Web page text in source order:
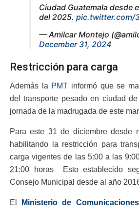
Ciudad Guatemala desde
del 2025. pic.twitter.com/
— Amilcar Montejo
December 31, 2024
Restricción para carga
Además la PMT informó que se
del transporte pesado en ciudad
jornada de la madrugada de este
Para este 31 de diciembre desde
habilitando la restricción para
carga vigentes de las 5:00 a las
21:00 horas Esto establecido
Consejo Municipal desde al año
El
Ministerio de